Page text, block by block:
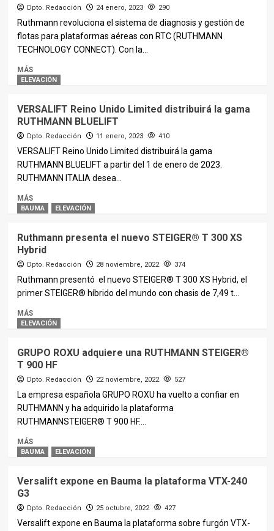
Dpto. Redacción 24 enero, 2023 290
Ruthmann revoluciona el sistema de diagnosis y gestión de
flotas para plataformas aéreas con RTC (RUTHMANN
TECHNOLOGY CONNECT). Con la...
MÁS
ELEVACIÓN
VERSALIFT Reino Unido Limited distribuirá la gama
RUTHMANN BLUELIFT
Dpto. Redacción 11 enero, 2023 410
VERSALIFT Reino Unido Limited distribuirá la gama
RUTHMANN BLUELIFT a partir del 1 de enero de 2023.
RUTHMANN ITALIA desea...
MÁS
BAUMA ELEVACIÓN
Ruthmann presenta el nuevo STEIGER® T 300 XS
Hybrid
Dpto. Redacción 28 noviembre, 2022 374
Ruthmann presentó el nuevo STEIGER® T 300 XS Hybrid, el
primer STEIGER® híbrido del mundo con chasis de 7,49 t...
MÁS
ELEVACIÓN
GRUPO ROXU adquiere una RUTHMANN STEIGER®
T 900 HF
Dpto. Redacción 22 noviembre, 2022 527
La empresa española GRUPO ROXU ha vuelto a confiar en
RUTHMANN y ha adquirido la plataforma
RUTHMANNSTEIGER® T 900 HF....
MÁS
BAUMA ELEVACIÓN
Versalift expone en Bauma la plataforma VTX-240
G3
Dpto. Redacción 25 octubre, 2022 427
Versalift expone en Bauma la plataforma sobre furgón VTX-